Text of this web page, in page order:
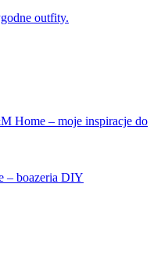
outfity.
Home – moje inspiracje do
– boazeria DIY